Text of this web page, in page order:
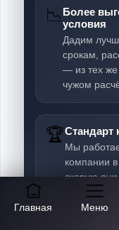
Главная Меню
📉Более
условия
Дадим
срокам,
— из тех же
чужом
🏆Стандарт
Мы
компании
скорую
более